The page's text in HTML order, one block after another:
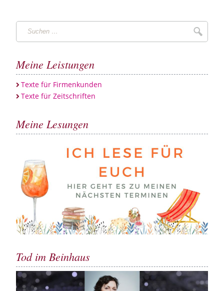
Suchen
…
Meine Leistungen
Texte für Firmenkunden
Texte für Zeitschriften
Meine Lesungen
Tod im Beinhaus